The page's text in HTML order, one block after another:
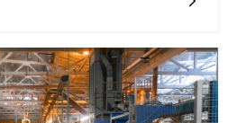
dokładną ocenę stanu zdrowia
ustnej.